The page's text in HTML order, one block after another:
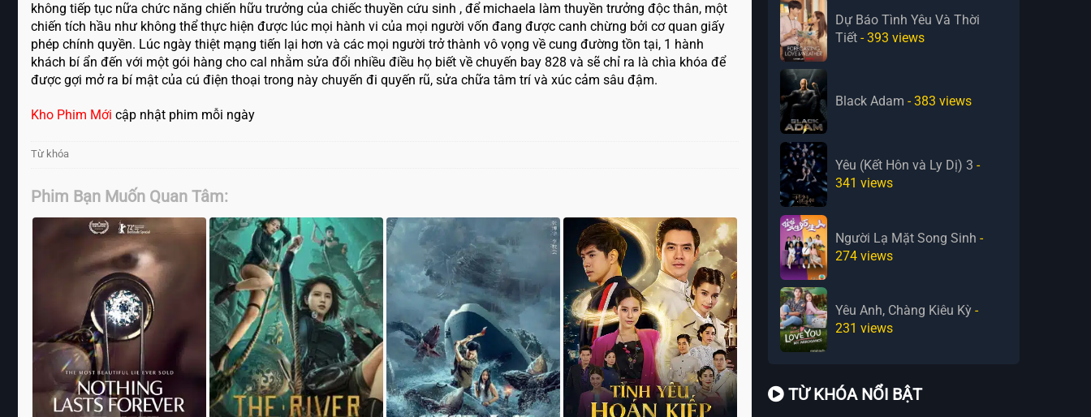
không tiếp tục nữa chức năng chiến hữu trưởng của chiếc thuyền cứu sinh , để michaela làm thuyền trưởng độc thân, một
chiến tích hầu như không thể thực hiện được lúc mọi hành vi của mọi người vốn đang được canh chừng bởi cơ quan giấy
phép chính quyền. Lúc ngày thiệt mạng tiến lại hơn và các mọi người trở thành vô vọng về cung đường tồn tại, 1 hành
khách bí ẩn đến với một gói hàng cho cal nhằm sửa đổi nhiều điều họ biết về chuyến bay 828 và sẽ chỉ ra là chìa khóa để
được gợi mở ra bí mật của cú điện thoại trong này chuyến đi quyến rũ, sửa chữa tâm trí và xúc cảm sâu đậm.
Kho Phim Mới cập nhật phim mỗi ngày
Từ khóa
Phim Bạn Muốn Quan Tâm:
Dự Báo Tình Yêu Và Thời
Tiết - 393 views
Black Adam - 383 views
Yêu (Kết Hôn và Ly Dị) 3 -
341 views
Người Lạ Mặt Song Sinh -
274 views
Yêu Anh, Chàng Kiêu Kỳ -
231 views
TỪ KHÓA NỔI BẬT